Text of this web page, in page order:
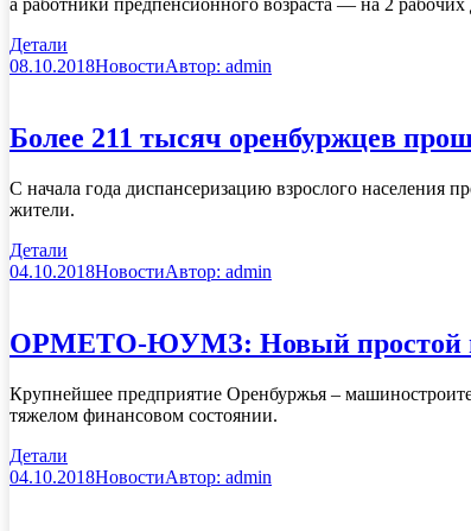
Детали
08.10.2018НовостиАвтор: admin
Более 211 тысяч оренбуржцев
С начала года диспансеризацию взрослого населения
жители.
Детали
04.10.2018НовостиАвтор: admin
ОРМЕТО-ЮУМЗ: Новый простой и
Крупнейшее предприятие Оренбуржья –
тяжелом финансовом состоянии.
Детали
04.10.2018НовостиАвтор: admin